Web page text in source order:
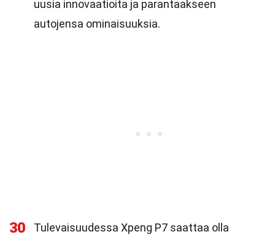
uusia innovaatioita ja parantaakseen
autojensa ominaisuuksia.
30
Tulevaisuudessa Xpeng P7 saattaa olla